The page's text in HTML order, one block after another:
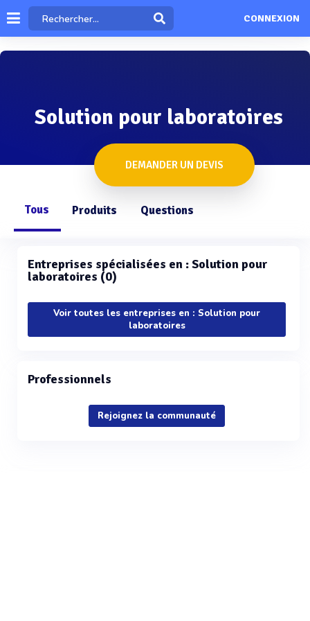
CONNEXION
Solution pour laboratoires
DEMANDER UN DEVIS
Tous Produits Questions
Entreprises spécialisées en : Solution pour
laboratoires (0)
Voir toutes les entreprises en : Solution pour
laboratoires
Professionnels
Rejoignez la communauté